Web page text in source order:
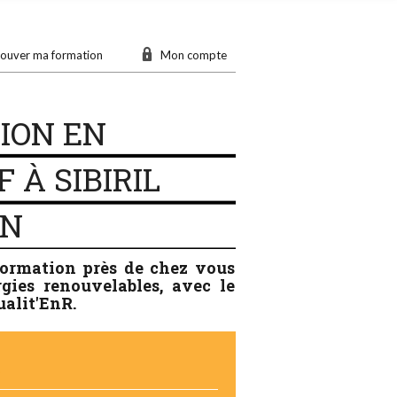
ma formation Mon compte
EN
À SIBIRIL
près de chez vous
renouvelables, avec le